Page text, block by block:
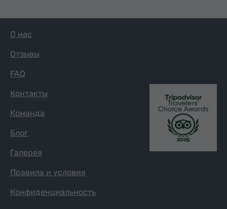
О нас
Отзывы
FAQ
Контакты
Команда
Блог
Галерея
Правила и условия
Конфиденциальность